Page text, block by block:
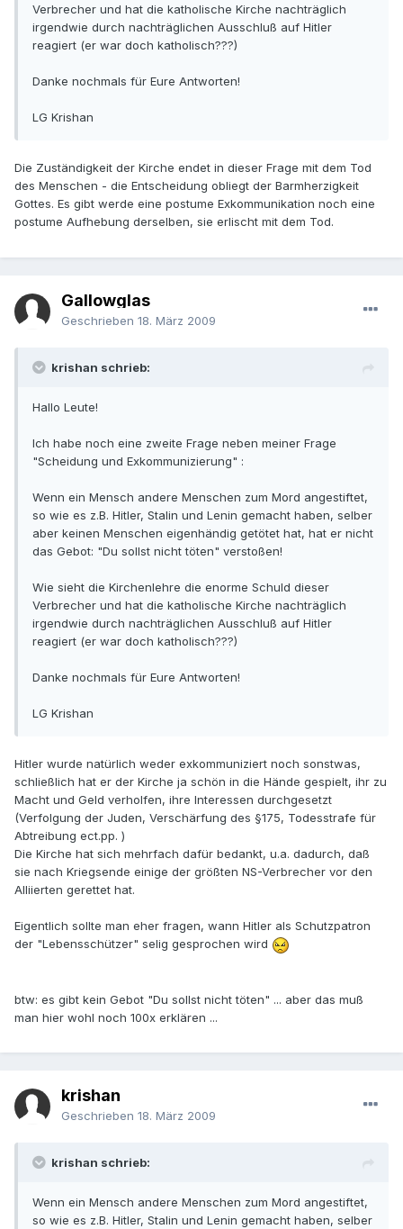
Verbrecher und hat die katholische Kirche nachträglich
irgendwie durch nachträglichen Ausschluß auf Hitler
reagiert (er war doch katholisch???)
Danke nochmals für Eure Antworten!
LG Krishan
Die Zuständigkeit der Kirche endet in dieser Frage mit dem Tod
des Menschen - die Entscheidung obliegt der Barmherzigkeit
Gottes. Es gibt werde eine postume Exkommunikation noch eine
postume Aufhebung derselben, sie erlischt mit dem Tod.
Gallowglas
Geschrieben 18. März 2009
krishan schrieb:
Hallo Leute!
Ich habe noch eine zweite Frage neben meiner Frage
"Scheidung und Exkommunizierung" :
Wenn ein Mensch andere Menschen zum Mord angestiftet,
so wie es z.B. Hitler, Stalin und Lenin gemacht haben, selber
aber keinen Menschen eigenhändig getötet hat, hat er nicht
das Gebot: "Du sollst nicht töten" verstoßen!
Wie sieht die Kirchenlehre die enorme Schuld dieser
Verbrecher und hat die katholische Kirche nachträglich
irgendwie durch nachträglichen Ausschluß auf Hitler
reagiert (er war doch katholisch???)
Danke nochmals für Eure Antworten!
LG Krishan
Hitler wurde natürlich weder exkommuniziert noch sonstwas,
schließlich hat er der Kirche ja schön in die Hände gespielt, ihr zu
Macht und Geld verholfen, ihre Interessen durchgesetzt
(Verfolgung der Juden, Verschärfung des §175, Todesstrafe für
Abtreibung ect.pp. )
Die Kirche hat sich mehrfach dafür bedankt, u.a. dadurch, daß
sie nach Kriegsende einige der größten NS-Verbrecher vor den
Alliierten gerettet hat.
Eigentlich sollte man eher fragen, wann Hitler als Schutzpatron
der "Lebensschützer" selig gesprochen wird
btw: es gibt kein Gebot "Du sollst nicht töten" ... aber das muß
man hier wohl noch 100x erklären ...
krishan
Geschrieben 18. März 2009
krishan schrieb:
Wenn ein Mensch andere Menschen zum Mord angestiftet,
so wie es z.B. Hitler, Stalin und Lenin gemacht haben, selber